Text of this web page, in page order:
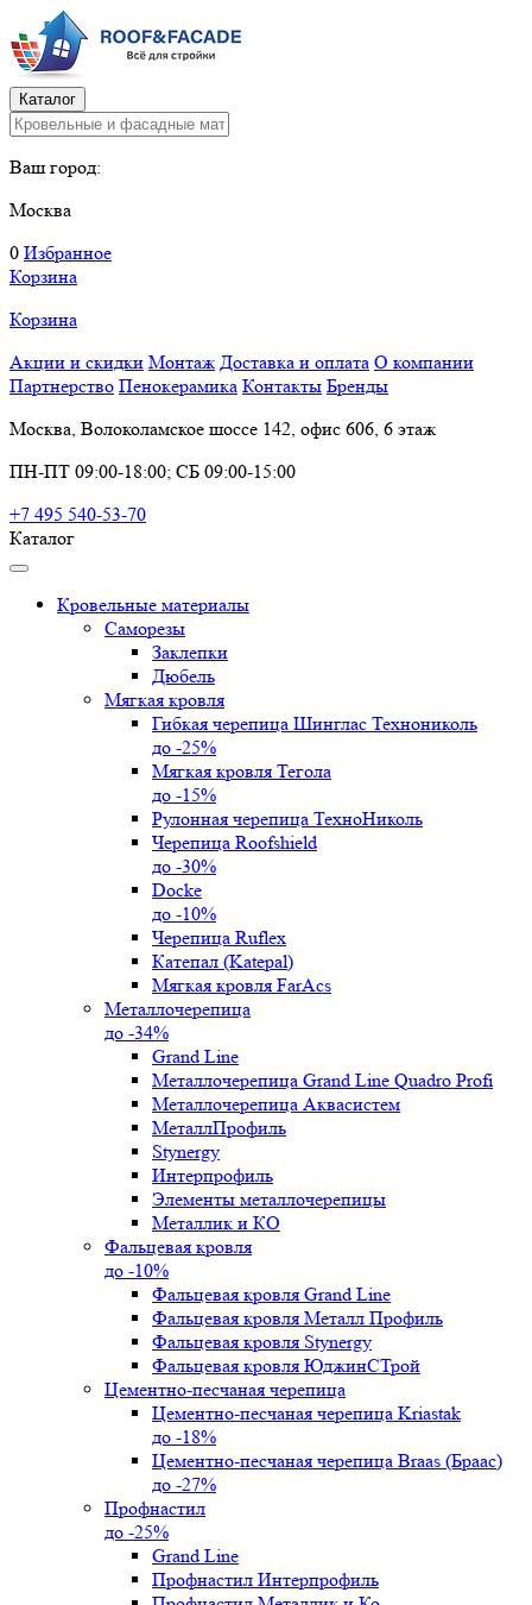
Каталог
Ваш город:
Москва
0 Избранное
Корзина
Корзина
Акции и скидки Монтаж Доставка и оплата О компании
Партнерство Пенокерамика Контакты Бренды
Москва, Волоколамское шоссе 142, офис 606, 6 этаж
ПН-ПТ 09:00-18:00; СБ 09:00-15:00
+7 495 540-53-70
Каталог
Кровельные материалы
Саморезы
Заклепки
Дюбель
Мягкая кровля
Гибкая черепица Шинглас Технониколь
до -25%
Мягкая кровля Тегола
до -15%
Рулонная черепица ТехноНиколь
Черепица Roofshield
до -30%
Docke
до -10%
Черепица Ruflex
Катепал (Katepal)
Мягкая кровля FarAcs
Металлочерепица
до -34%
Grand Line
Металлочерепица Grand Line Quadro Profi
Металлочерепица Аквасистем
МеталлПрофиль
Stynergy
Интерпрофиль
Элементы металлочерепицы
Металлик и КО
Фальцевая кровля
до -10%
Фальцевая кровля Grand Line
Фальцевая кровля Металл Профиль
Фальцевая кровля Stynergy
Фальцевая кровля ЮджинСТрой
Цементно-песчаная черепица
Цементно-песчаная черепица Kriastak
до -18%
Цементно-песчаная черепица Braas (Браас)
до -27%
Профнастил
до -25%
Grand Line
Профнастил Интерпрофиль